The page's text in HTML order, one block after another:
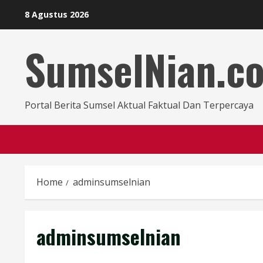
8 Agustus 2026
Portal Berita Sumsel Aktual Faktual Dan Terpercaya
Home adminsumselnian
adminsumselnian